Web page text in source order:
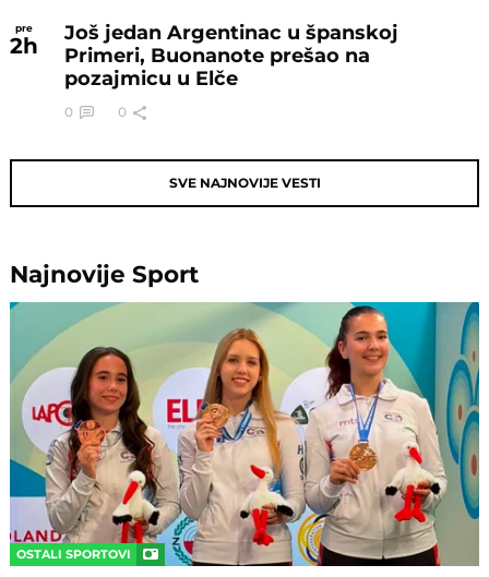
pre
2h
Još jedan Argentinac u španskoj
Primeri, Buonanote prešao na
pozajmicu u Elče
0 0
SVE NAJNOVIJE VESTI
NajnovijeSport
OSTALI SPORTOVI